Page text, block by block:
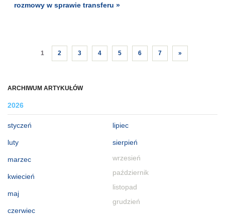
ARCHIWUM ARTYKUŁÓW
2026
styczeń
luty
marzec
kwiecień
maj
czerwiec
lipiec
sierpień
wrzesień
październik
listopad
grudzień
rozmowy w sprawie transferu »
1 2 3 4 5 6 7 »